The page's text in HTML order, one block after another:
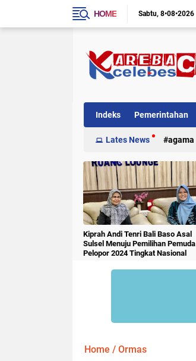
HOME Sabtu 8•08•2026
Indeks Pemerintahan
Internasional Kriminal
Lates News agama
Kiprah Andi Tenri Bali Baso Asal
Sulsel Menuju Pemilihan Pemuda
Pelopor 2024 Tingkat Nasional
Home / Ormas